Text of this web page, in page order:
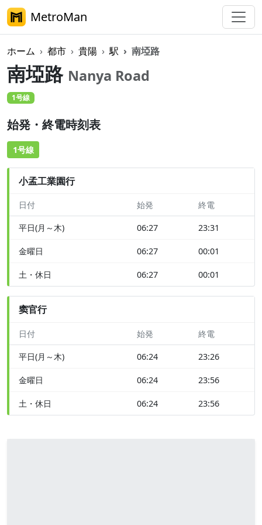
MetroMan
ホーム 都市 貴陽 駅 南埡路
南埡路 Nanya Road
1号線
始発・終電時刻表
1号線
小孟工業園行
日付 始発 終電
平日(月～木) 06:27 23:31
金曜日 06:27 00:01
土・休日 06:27 00:01
窦官行
日付 始発 終電
平日(月～木) 06:24 23:26
金曜日 06:24 23:56
土・休日 06:24 23:56